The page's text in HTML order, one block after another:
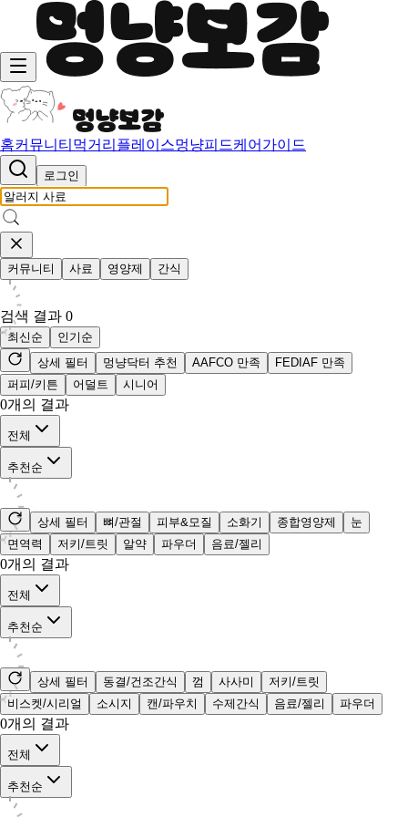
홈커뮤니티 먹거리 플레이스멍냥피드케어가이드
로그인
커뮤니티 사료 영양제 간식
검색 결과 0
최신순
인기순
상세 필터
멍냥닥터 추천 AAFCO 만족
FEDIAF 만족
퍼피/키튼
어덜트 시니어
0개의 결과
전체
추천순
상세 필터 뼈/관절 피부&모질 소화기 종합영양제
눈
면역력
저키/트릿 알약 파우더 음료/젤리
0개의 결과
전체
추천순
상세 필터 동결/건조간식 껌 사사미
저키/트릿
비스켓/시리얼
소시지 캔/파우치 수제간식 음료/젤리 파우더
0개의 결과
전체
추천순